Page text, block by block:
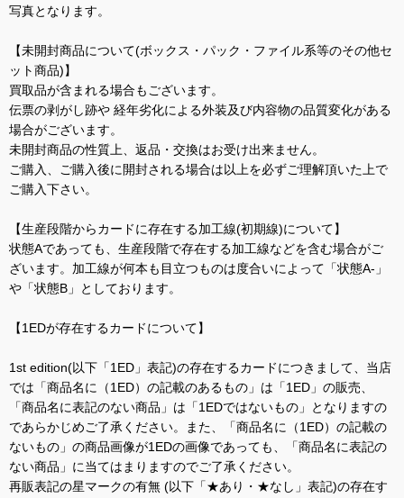
写真となります。
【未開封商品について(ボックス・パック・ファイル系等のその他セ
ット商品)】
買取品が含まれる場合もございます。
伝票の剥がし跡や 経年劣化による外装及び内容物の品質変化がある
場合がございます。
未開封商品の性質上、返品・交換はお受け出来ません。
ご購入、ご購入後に開封される場合は以上を必ずご理解頂いた上で
ご購入下さい。
【生産段階からカードに存在する加工線(初期線)について】
状態Aであっても、生産段階で存在する加工線などを含む場合がご
ざいます。加工線が何本も目立つものは度合いによって「状態A-」
や「状態B」としております。
【1EDが存在するカードについて】
1st edition(以下「1ED」表記)の存在するカードにつきまして、当店
では「商品名に（1ED）の記載のあるもの」は「1ED」の販売、
「商品名に表記のない商品」は「1EDではないもの」となりますの
であらかじめご了承ください。また、「商品名に（1ED）の記載の
ないもの」の商品画像が1EDの画像であっても、「商品名に表記の
ない商品」に当てはまりますのでご了承ください。
再販表記の星マークの有無 (以下「★あり・★なし」表記)の存在す